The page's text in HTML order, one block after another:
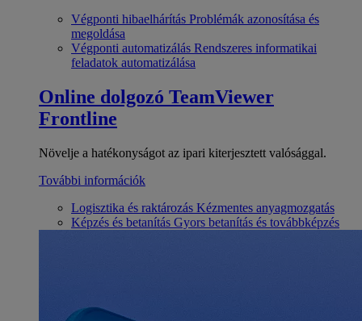
Végponti hibaelhárítás Problémák azonosítása és
megoldása
Végponti automatizálás Rendszeres informatikai
feladatok automatizálása
Online dolgozó TeamViewer
Frontline
Növelje a hatékonyságot az ipari kiterjesztett valósággal.
További információk
Logisztika és raktározás Kézmentes anyagmozgatás
Képzés és betanítás Gyors betanítás és továbbképzés